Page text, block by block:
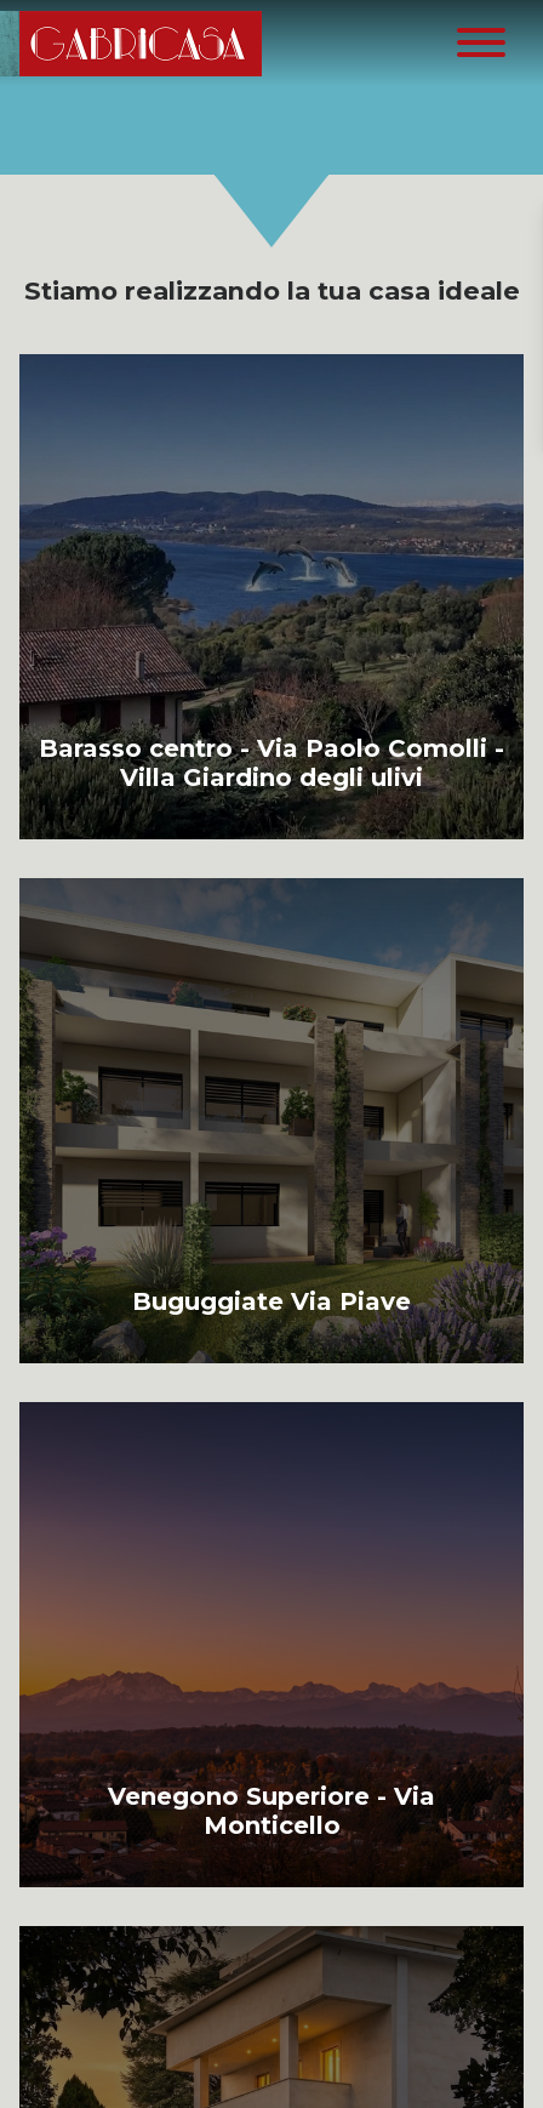
Stiamo realizzando la tua casa ideale
Barasso centro - Via Paolo Comolli -
Villa Giardino degli ulivi
Buguggiate Via Piave
Venegono Superiore - Via
Monticello